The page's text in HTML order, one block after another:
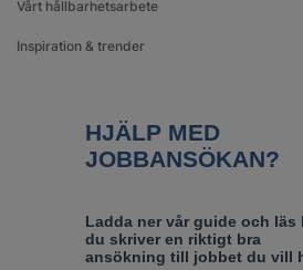
Vårt hållbarhetsarbete
Inspiration & trender